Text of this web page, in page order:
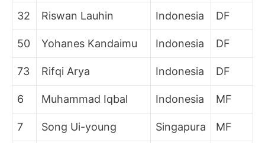
32 Riswan Lauhin Indonesia DF
50 Yohanes Kandaimu Indonesia DF
73 Rifqi Arya Indonesia DF
6 Muhammad Iqbal Indonesia MF
7 Song Ui-young Singapura MF